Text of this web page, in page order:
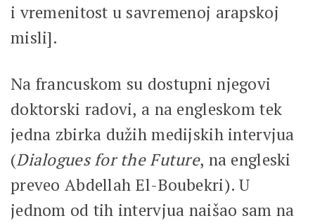
i vremenitost u savremenoj arapskoj
misli].
Na francuskom su dostupni njegovi
doktorski radovi, a na engleskom tek
jedna zbirka dužih medijskih intervjua
(Dialogues for the Future, na engleski
preveo Abdellah El-Boubekri). U
jednom od tih intervjua naišao sam na